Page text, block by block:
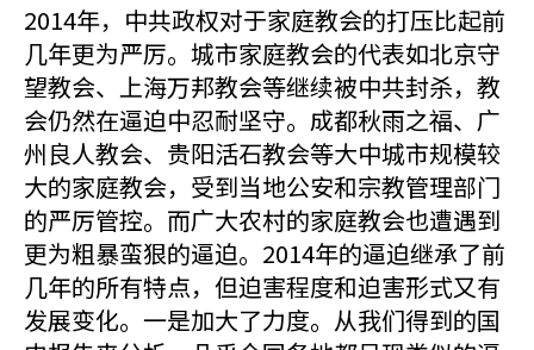
2014年，中共政权对于家庭教会的打压比起前
几年更为严厉。城市家庭教会的代表如北京守
望教会、上海万邦教会等继续被中共封杀，教
会仍然在逼迫中忍耐坚守。成都秋雨之福、广
州良人教会、贵阳活石教会等大中城市规模较
大的家庭教会，受到当地公安和宗教管理部门
的严厉管控。而广大农村的家庭教会也遭遇到
更为粗暴蛮狠的逼迫。2014年的逼迫继承了前
几年的所有特点，但迫害程度和迫害形式又有
发展变化。一是加大了力度。从我们得到的国